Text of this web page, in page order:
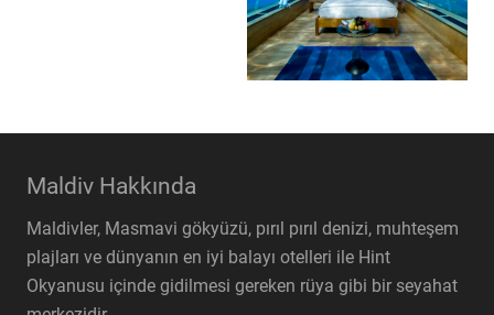
Maldiv Hakkında
Maldivler, Masmavi gökyüzü, pırıl pırıl denizi, muhteşem
plajları ve dünyanın en iyi balayı otelleri ile Hint
Okyanusu içinde gidilmesi gereken rüya gibi bir seyahat